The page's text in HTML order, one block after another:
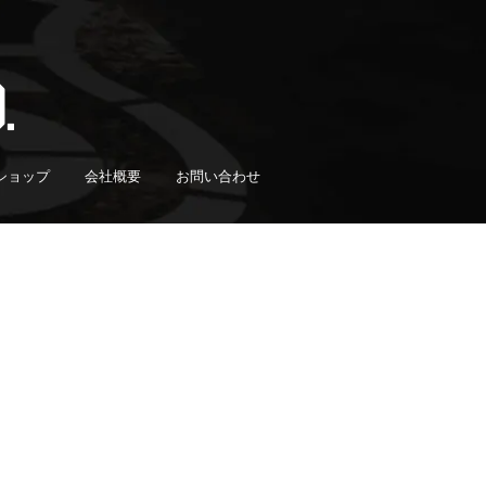
ョップ 会社概要 お問い合わせ